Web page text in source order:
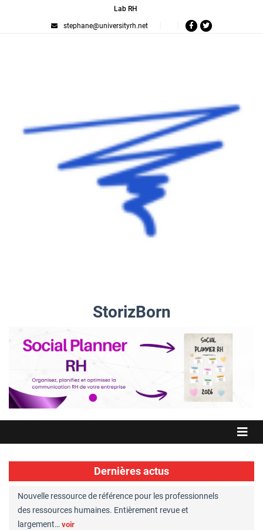
Lab RH
stephane@universityrh.net
StorizBorn
Dernières actus
Nouvelle ressource de référence pour les professionnels
des ressources humaines. Entièrement revue et
largement… voir